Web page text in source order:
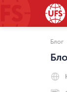
Блог